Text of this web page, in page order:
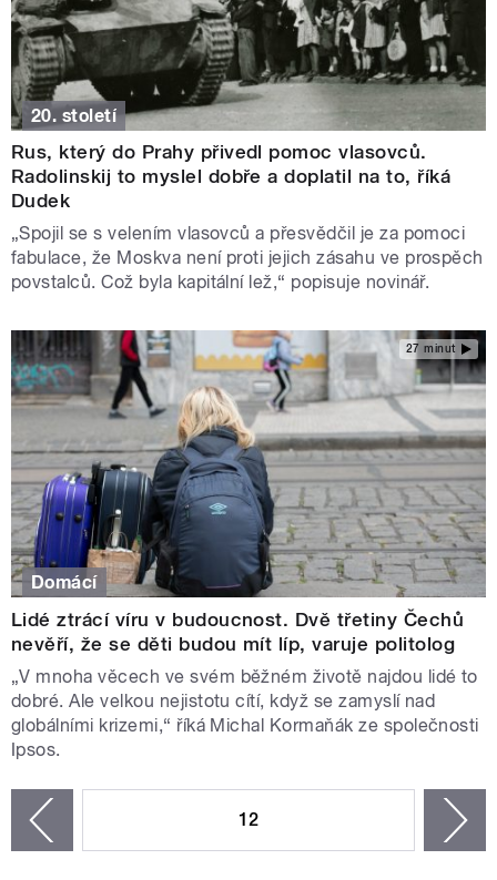
20. století
Rus, který do Prahy přivedl pomoc vlasovců.
Radolinskij to myslel dobře a doplatil na to, říká
Dudek
„Spojil se s velením vlasovců a přesvědčil je za pomoci
fabulace, že Moskva není proti jejich zásahu ve prospěch
povstalců. Což byla kapitální lež,“ popisuje novinář.
27 minut
Domácí
Lidé ztrácí víru v budoucnost. Dvě třetiny Čechů
nevěří, že se děti budou mít líp, varuje politolog
„V mnoha věcech ve svém běžném životě najdou lidé to
dobré. Ale velkou nejistotu cítí, když se zamyslí nad
globálními krizemi,“ říká Michal Kormaňák ze společnosti
Ipsos.
12